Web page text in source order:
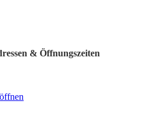
& Öffnungszeiten